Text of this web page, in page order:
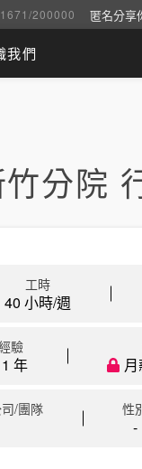
/200000 匿名分享
我們
分院
工時
40 小時/週
驗
年
/團隊 性
-